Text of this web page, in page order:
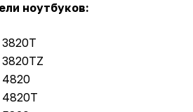
ноутбуков:
3820T
3820TZ
4820
4820T